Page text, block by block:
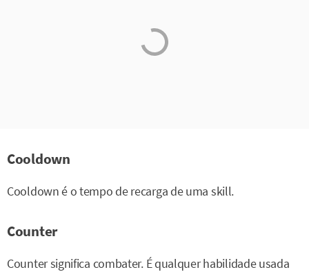
Cooldown
Cooldown é o tempo de recarga de uma skill.
Counter
Counter significa combater. É qualquer habilidade usada